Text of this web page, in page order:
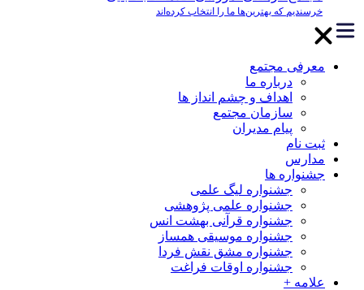
خرسندیم که بهترین‌ها ما را انتخاب کرده‌اند
معرفی مجتمع
درباره ما
اهداف و چشم انداز ها
سازمان مجتمع
پیام مدیران
ثبت نام
مدارس
جشنواره ها
جشنواره لیگ علمی
جشنواره علمی پژوهشی
جشنواره قرآنی بهشت انس
جشنواره موسیقی همساز
جشنواره مشق نقش فردا
جشنواره اوقات فراغت
علامه +